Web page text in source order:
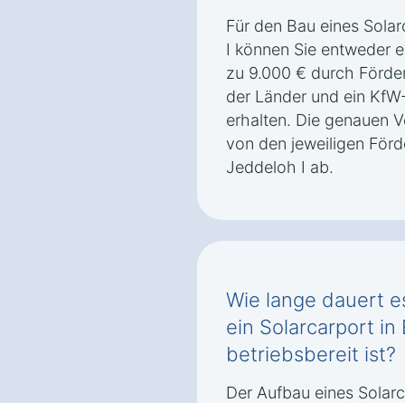
Für den Bau eines
I können Sie entweder
zu 9.000 € durch
der Länder und ein
erhalten. Die genauen
von den jeweiligen
Jeddeloh I ab.
Wie lange dauert
ein Solarcarport
betriebsbereit ist?
Der Aufbau eines